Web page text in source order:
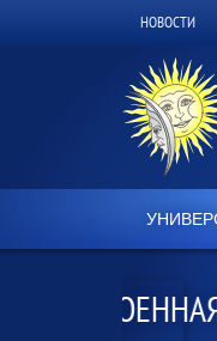
Верхнее
меню
НОВОСТИ